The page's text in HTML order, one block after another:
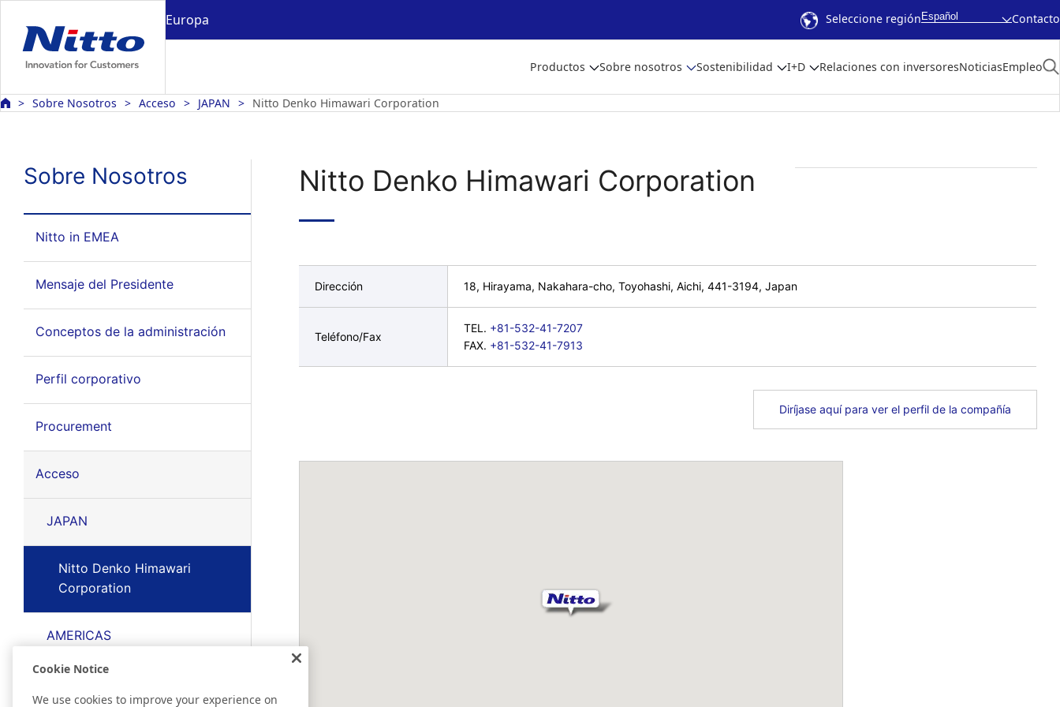
Europa Seleccione región Español Contacto
Productos Sobre nosotros Sostenibilidad I+D Relaciones con inversoresNoticiasEmpleo
Sobre Nosotros Acceso JAPAN Nitto Denko Himawari Corporation
Sobre Nosotros
Nitto in EMEA
Mensaje del Presidente
Conceptos de la administración
Perfil corporativo
Procurement
Acceso
JAPAN
Nitto Denko Himawari
Corporation
AMERICAS
Nitto Denko Himawari Corporation
Dirección 18, Hirayama, Nakahara-cho, Toyohashi, Aichi, 441-3194, Japan
Teléfono/Fax
TEL. +81-532-41-7207
FAX. +81-532-41-7913
Diríjase aquí para ver el perfil de la compañía
Cookie Notice
We use cookies to improve your experience on